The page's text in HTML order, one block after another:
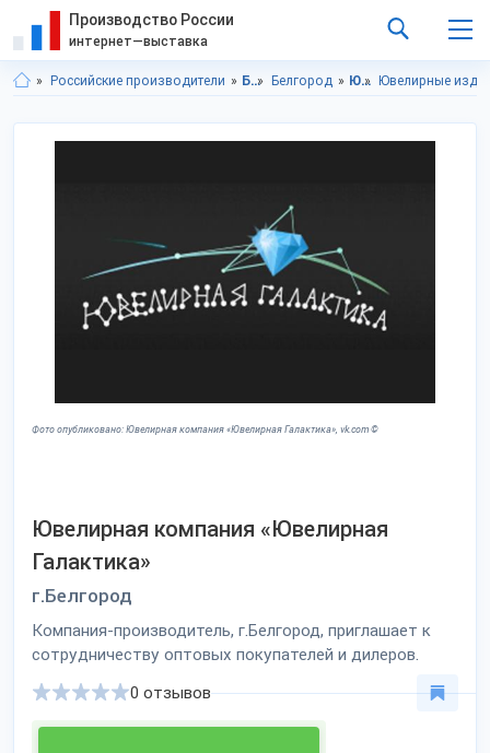
Производство России
интернет—выставка
Российские производители Белгородская область Белгород Ювелирные изделия, подарки Ювелирные
Фото опубликовано: Ювелирная компания «Ювелирная Галактика», vk.com ©
Ювелирная компания «Ювелирная
Галактика»
г.Белгород
Компания-производитель, г.Белгород, приглашает к
сотрудничеству оптовых покупателей и дилеров.
0 отзывов